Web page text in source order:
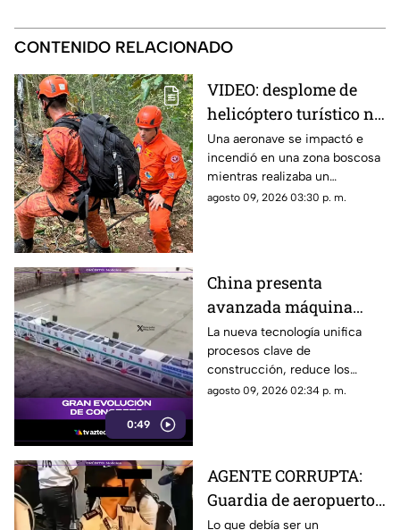
CONTENIDO RELACIONADO
VIDEO: desplome de
helicóptero turístico no
deja sobrevivientes
Una aeronave se impactó e
incendió en una zona boscosa
mientras realizaba un
recorrido; murió una familia
agosto 09, 2026 03:30 p. m.
0:49
China presenta
avanzada máquina
automatizada para
pavimentado de
concreto
La nueva tecnología unifica
procesos clave de
construcción, reduce los
tiempos de obra a la mitad y
agosto 09, 2026 02:34 p. m.
AGENTE CORRUPTA:
Guardia de aeropuerto
se TRAGA el dinero de
Lo que debía ser un